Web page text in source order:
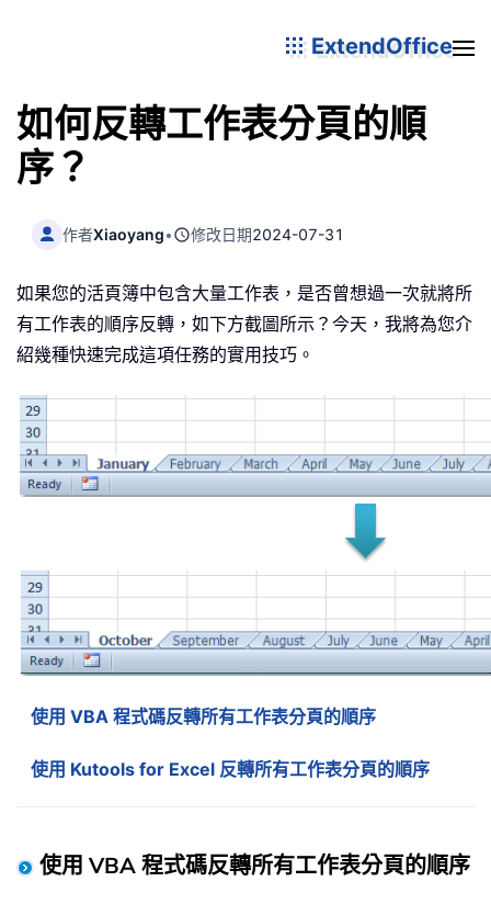
ExtendOffice
如何反轉工作表分頁的順
序？
作者Xiaoyang• 修改日期2024-07-31
如果您的活頁簿中包含大量工作表，是否曾想過一次就將所
有工作表的順序反轉，如下方截圖所示？今天，我將為您介
紹幾種快速完成這項任務的實用技巧。
使用 VBA 程式碼反轉所有工作表分頁的順序
使用 Kutools for Excel 反轉所有工作表分頁的順序
使用 VBA 程式碼反轉所有工作表分頁的順序